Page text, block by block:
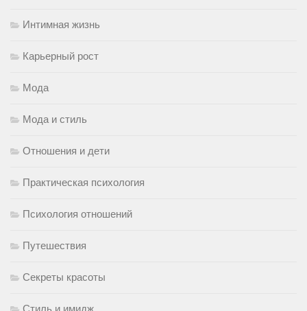
Интимная жизнь
Карьерный рост
Мода
Мода и стиль
Отношения и дети
Практическая психология
Психология отношений
Путешествия
Секреты красоты